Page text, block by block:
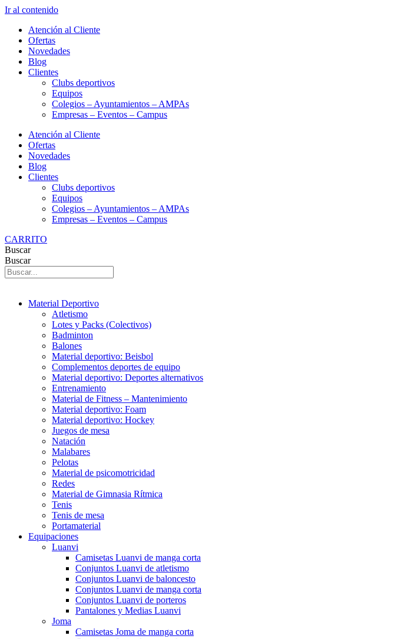
Ir al contenido
Atención al Cliente
Ofertas
Novedades
Blog
Clientes
Clubs deportivos
Equipos
Colegios – Ayuntamientos – AMPAs
Empresas – Eventos – Campus
Atención al Cliente
Ofertas
Novedades
Blog
Clientes
Clubs deportivos
Equipos
Colegios – Ayuntamientos – AMPAs
Empresas – Eventos – Campus
CARRITO
Buscar
Buscar
Material Deportivo
Atletismo
Lotes y Packs (Colectivos)
Badminton
Balones
Material deportivo: Beisbol
Complementos deportes de equipo
Material deportivo: Deportes alternativos
Entrenamiento
Material de Fitness – Mantenimiento
Material deportivo: Foam
Material deportivo: Hockey
Juegos de mesa
Natación
Malabares
Pelotas
Material de psicomotricidad
Redes
Material de Gimnasia Rítmica
Tenis
Tenis de mesa
Portamaterial
Equipaciones
Luanvi
Camisetas Luanvi de manga corta
Conjuntos Luanvi de atletismo
Conjuntos Luanvi de baloncesto
Conjuntos Luanvi de manga corta
Conjuntos Luanvi de porteros
Pantalones y Medias Luanvi
Joma
Camisetas Joma de manga corta